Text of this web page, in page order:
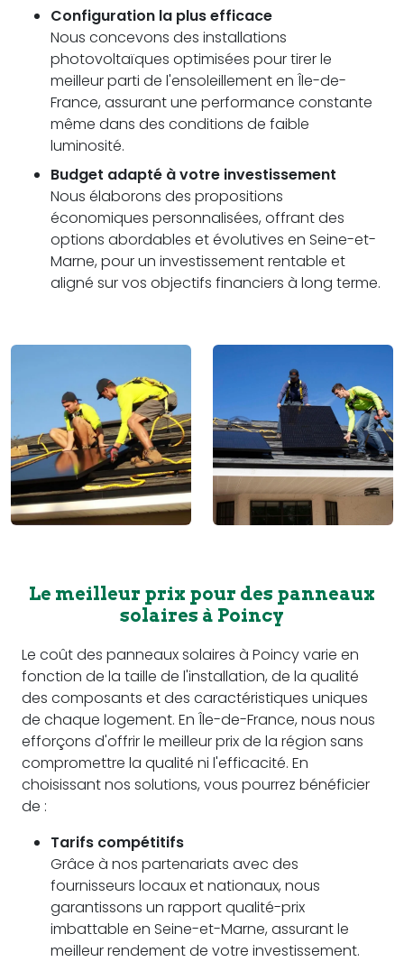
Configuration la plus efficace
Nous concevons des installations
photovoltaïques optimisées pour tirer le
meilleur parti de l'ensoleillement en Île-de-
France, assurant une performance constante
même dans des conditions de faible
luminosité.
Budget adapté à votre investissement
Nous élaborons des propositions
économiques personnalisées, offrant des
options abordables et évolutives en Seine-et-
Marne, pour un investissement rentable et
aligné sur vos objectifs financiers à long terme.
Le meilleur prix pour des panneaux
solaires à Poincy
Le coût des panneaux solaires à Poincy varie en
fonction de la taille de l'installation, de la qualité
des composants et des caractéristiques uniques
de chaque logement. En Île-de-France, nous nous
efforçons d'offrir le meilleur prix de la région sans
compromettre la qualité ni l'efficacité. En
choisissant nos solutions, vous pourrez bénéficier
de :
Tarifs compétitifs
Grâce à nos partenariats avec des
fournisseurs locaux et nationaux, nous
garantissons un rapport qualité-prix
imbattable en Seine-et-Marne, assurant le
meilleur rendement de votre investissement.